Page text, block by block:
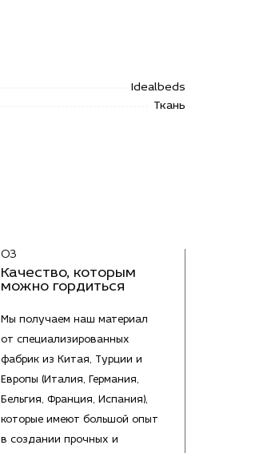
Idealbeds
Ткань
03
Качество, которым
можно гордиться
Мы получаем наш материал
от специализированных
фабрик из Китая, Турции и
Европы (Италия, Германия,
Бельгия, Франция, Испания),
которые имеют большой опыт
в создании прочных и